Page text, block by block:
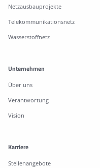
Netzausbauprojekte
Telekommunikationsnetz
Wasserstoffnetz
Unternehmen
Über uns
Verantwortung
Vision
Karriere
Stellenangebote